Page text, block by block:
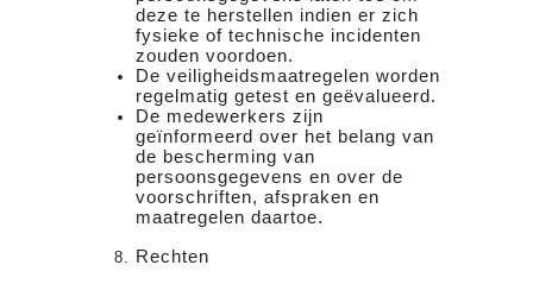
deze te herstellen indien er zich
fysieke of technische incidenten
zouden voordoen.
De veiligheidsmaatregelen worden
regelmatig getest en geëvalueerd.
De medewerkers zijn
geïnformeerd over het belang van
de bescherming van
persoonsgegevens en over de
voorschriften, afspraken en
maatregelen daartoe.
Rechten